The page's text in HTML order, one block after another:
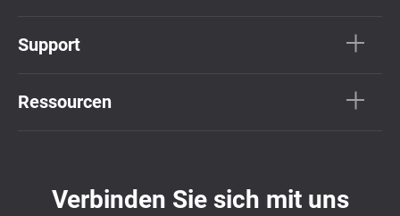
Support
Ressourcen
Verbinden Sie sich mit uns